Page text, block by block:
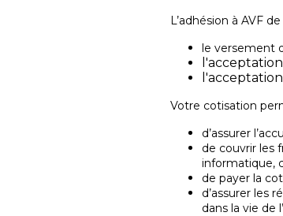
L’adhésion à AVF
le versement
Votre cotisation
d’assurer
de couvrir les
informatique,
de payer la
d’assurer les
dans la vie de